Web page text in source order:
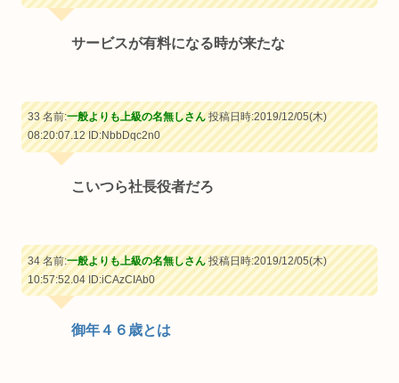
サービスが有料になる時が来たな
33 名前:一般よりも上級の名無しさん投稿日時:2019/12/05(木)
08:20:07.12ID:NbbDqc2n0
こいつら社長役者だろ
34 名前:一般よりも上級の名無しさん投稿日時:2019/12/05(木)
10:57:52.04ID:iCAzCIAb0
御年４６歳とは